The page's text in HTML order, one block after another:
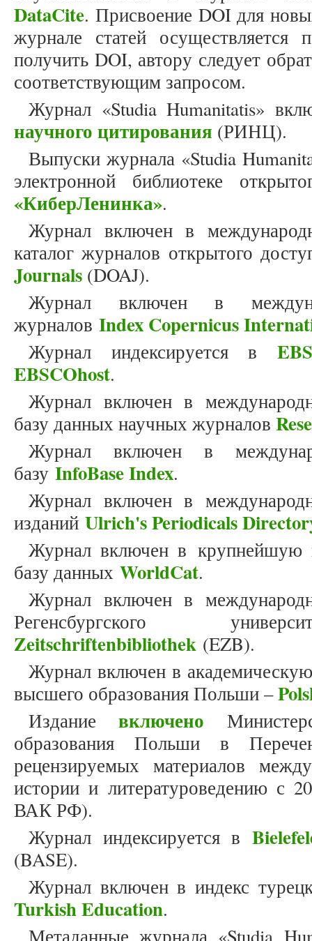
DataCite. Присвоение DOI для
журнале статей
получить DOI, автору следует
соответствующим запросом.
Журнал «Studia Humanitatis»
научного цитирования (РИНЦ).
Выпуски журнала «Studia
электронной библиотеке
«КиберЛенинка».
Журнал включен в
каталог журналов открытого
Journals (DOAJ).
Журнал включен в
журналов Index Copernicus
Журнал индексируется в
EBSCOhost.
Журнал включен в
базу данных научных журналов
Журнал включен в
базу InfoBase Index.
Журнал включен в
изданий Ulrich's Periodicals
Журнал включен в крупнейшую
базу данных WorldCat.
Журнал включен в
Регенсбургского
Zeitschriftenbibliothek (EZB).
Журнал включен в
высшего образования Польши –
Издание включено
образования Польши в
рецензируемых материалов
истории и литературоведению с
ВАК РФ).
Журнал индексируется в
(BASE).
Журнал включен в индекс
Turkish Education.